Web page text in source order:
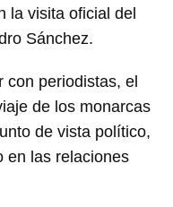
la visita oficial del
Sánchez.
con periodistas, el
de los monarcas
de vista político,
en las relaciones